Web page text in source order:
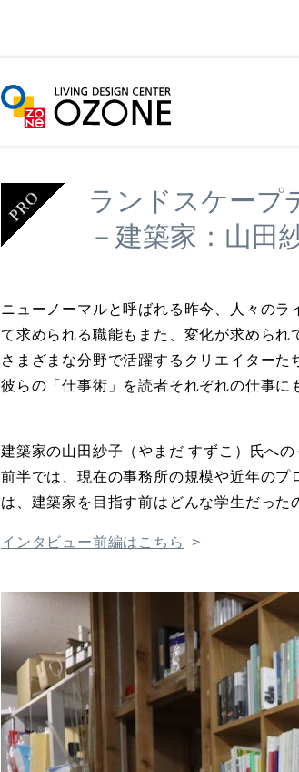
HOME イベント＆ニュース クリエイターズボイス
ランドスケープ
－建築家：山田
ニューノーマルと呼ばれる昨今、人々の
て求められる職能もまた、変化が求められ
さまざまな分野で活躍するクリエイターた
彼らの「仕事術」を読者それぞれの仕事に
建築家の山田紗子（やまだ すずこ）氏への
前半では、現在の事務所の規模や近年の
は、建築家を目指す前はどんな学生だった
インタビュー前編はこちら